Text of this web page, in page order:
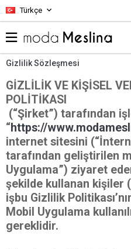
Türkçe
Gizlilik Sözleşmesi
GİZLİLİK VE KİŞİSEL
POLİTİKASI
(“Şirket”) tarafından
“https://
internet sitesini (
tarafından geliştirilen
Uygulama”) ziyaret
şekilde kullanan kişiler (
işbu Gizlilik
Mobil Uygulama
gereklidir.